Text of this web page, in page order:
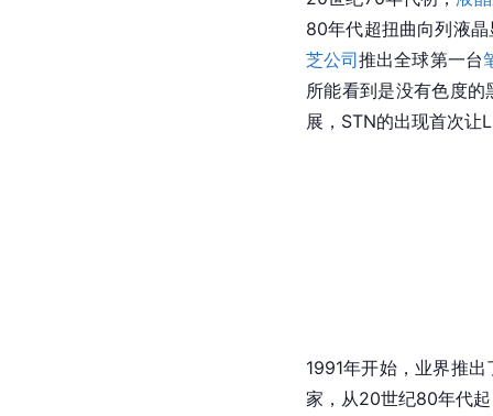
80年代超扭曲向列液
芝公司推出全球第一台
所能看到是没有色度
展，STN的出现首次让
1991年开始，业界推
家，从20世纪80年代